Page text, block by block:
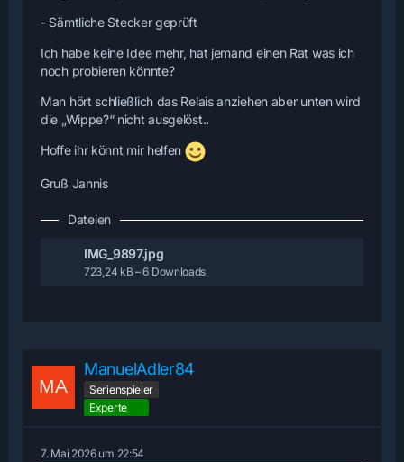
- Sämtliche Stecker geprüft
Ich habe keine Idee mehr, hat jemand einen Rat was ich
noch probieren könnte?
Man hört schließlich das Relais anziehen aber unten wird
die „Wippe?“ nicht ausgelöst..
Hoffe ihr könnt mir helfen
Gruß Jannis
Dateien
IMG_9897.jpg
723,24 kB – 6 Downloads
ManuelAdler84
Serienspieler
Experte
7. Mai 2026 um 22:54